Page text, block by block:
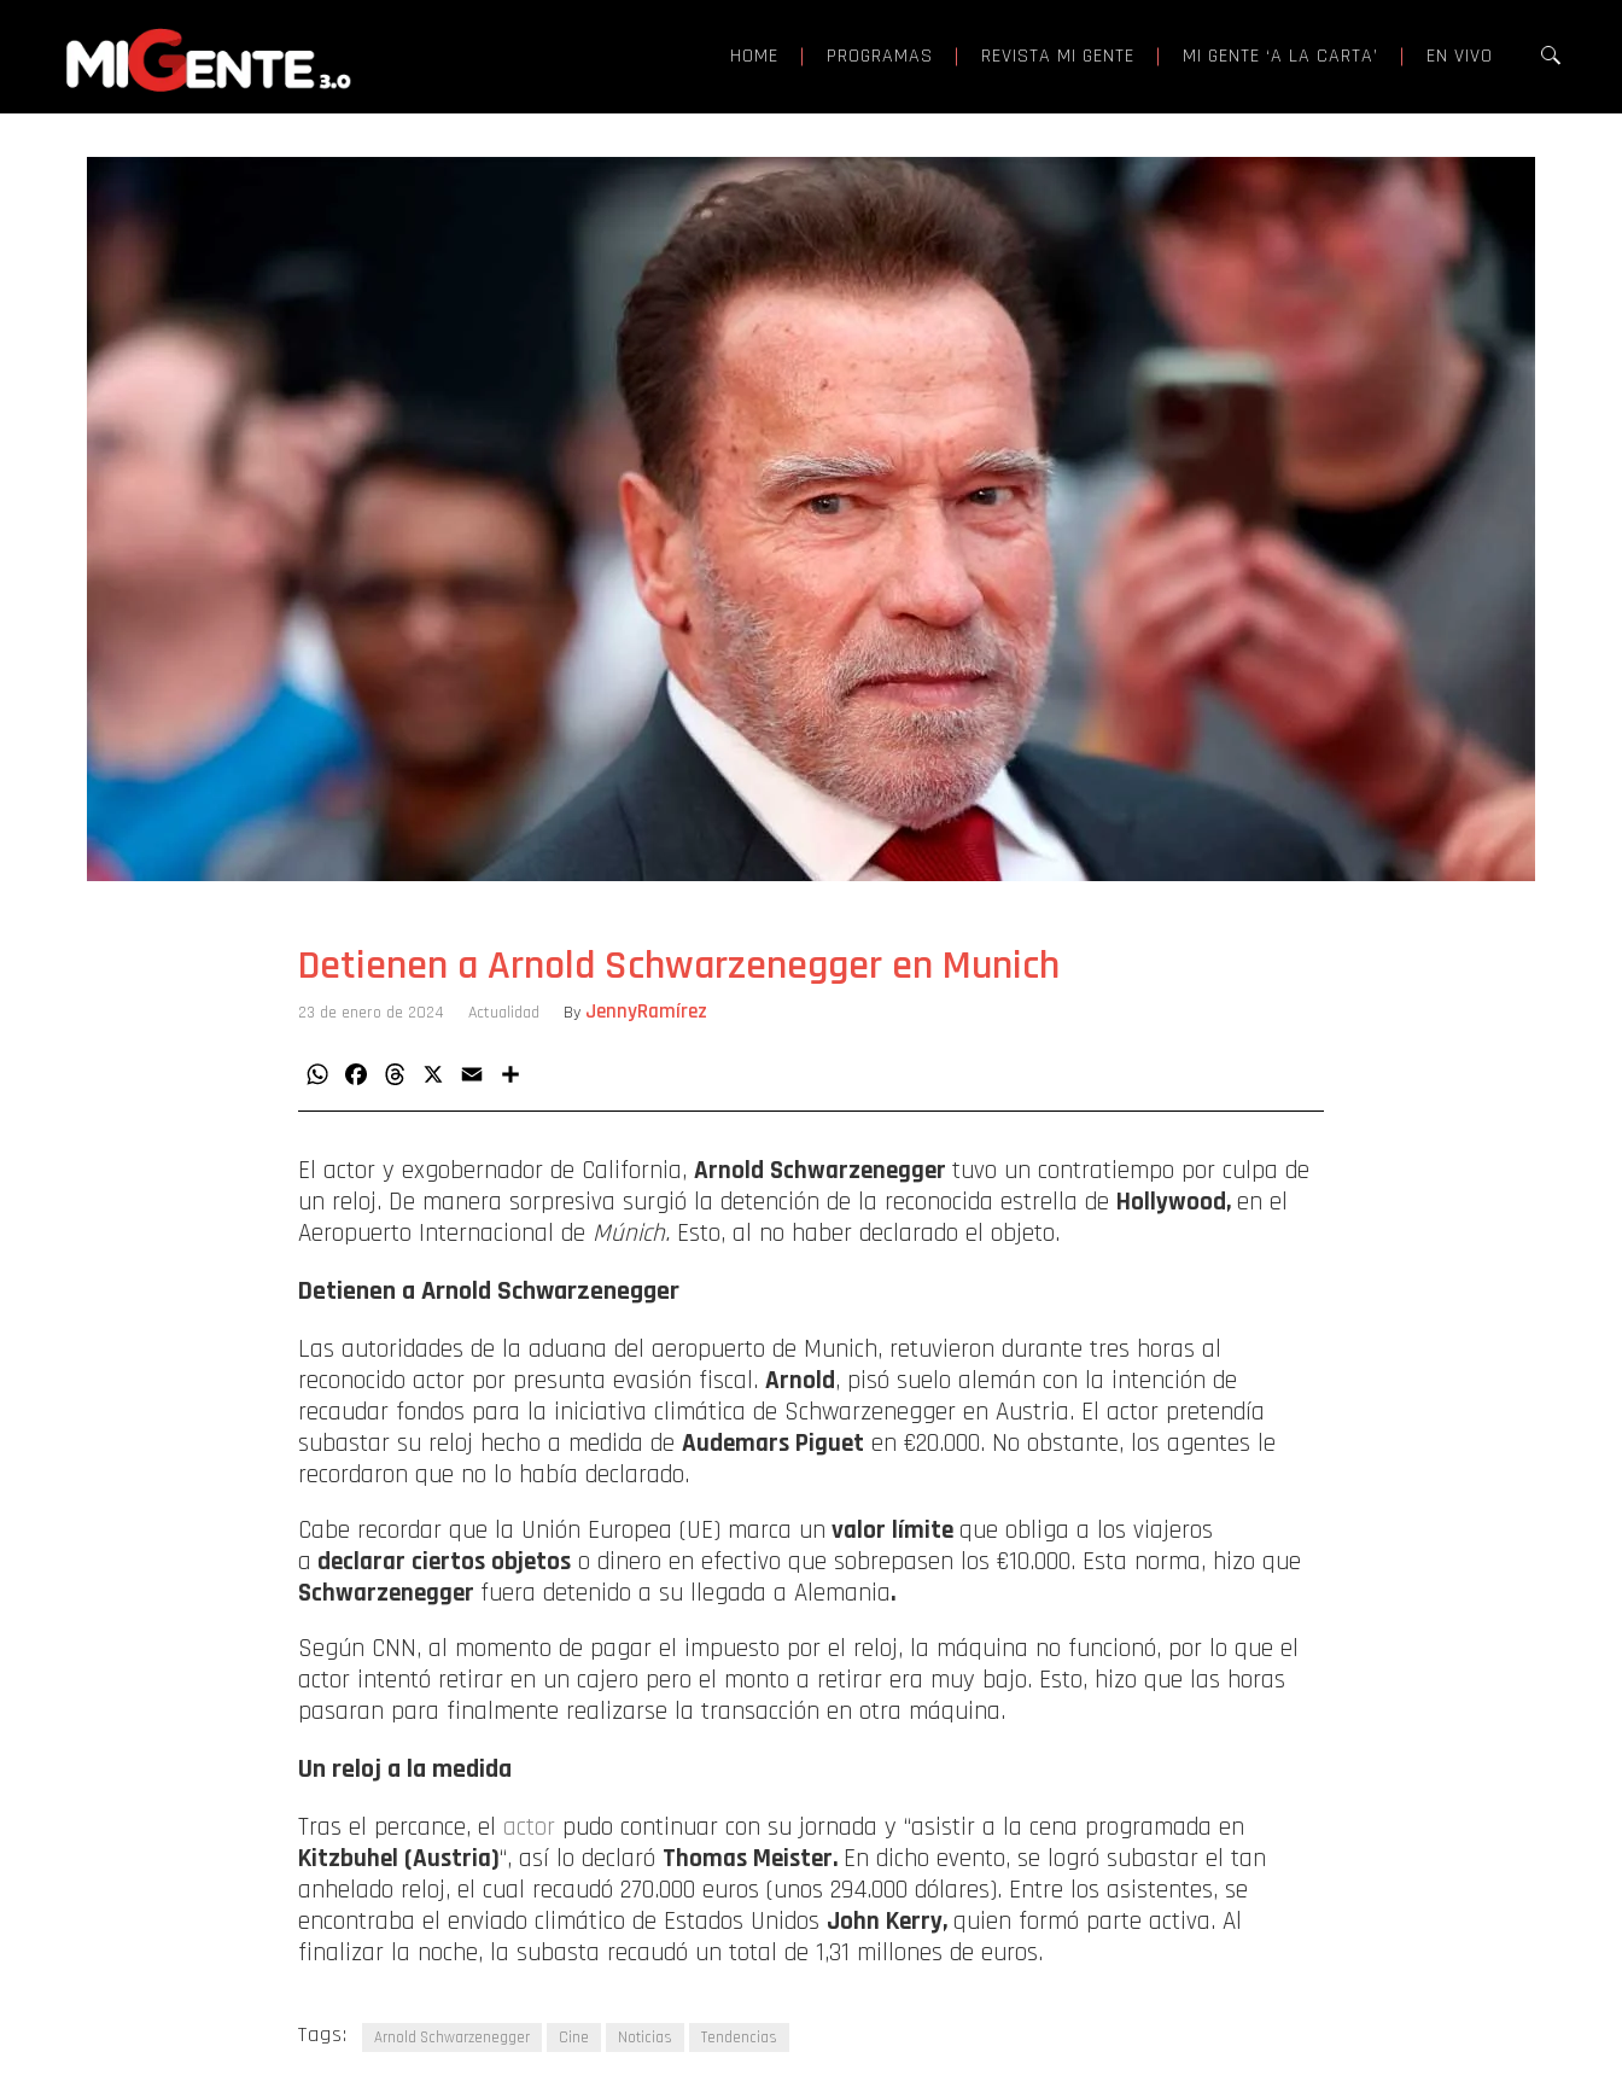
HOME PROGRAMAS REVISTA MI GENTE MI GENTE ‘A LA CARTA’ EN VIVO
Detienen a Arnold Schwarzenegger en Munich
23 de enero de 2024 Actualidad By JennyRamírez
WhatsAppFacebookThreads Email
El actor y exgobernador de California, Arnold Schwarzenegger tuvo un contratiempo por culpa de
un reloj. De manera sorpresiva surgió la detención de la reconocida estrella de Hollywood, en el
Aeropuerto Internacional de Múnich. Esto, al no haber declarado el objeto.
Detienen a Arnold Schwarzenegger
Las autoridades de la aduana del aeropuerto de Munich, retuvieron durante tres horas al
reconocido actor por presunta evasión fiscal. Arnold, pisó suelo alemán con la intención de
recaudar fondos para la iniciativa climática de Schwarzenegger en Austria. El actor pretendía
subastar su reloj hecho a medida de Audemars Piguet en €20.000. No obstante, los agentes le
recordaron que no lo había declarado.
Cabe recordar que la Unión Europea (UE) marca un valor límite que obliga a los viajeros
a declarar ciertos objetos o dinero en efectivo que sobrepasen los €10.000. Esta norma, hizo que
Schwarzenegger fuera detenido a su llegada a Alemania.
Según CNN, al momento de pagar el impuesto por el reloj, la máquina no funcionó, por lo que el
actor intentó retirar en un cajero pero el monto a retirar era muy bajo. Esto, hizo que las horas
pasaran para finalmente realizarse la transacción en otra máquina.
Un reloj a la medida
Tras el percance, el actor pudo continuar con su jornada y “asistir a la cena programada en
Kitzbuhel (Austria)“, así lo declaró Thomas Meister. En dicho evento, se logró subastar el tan
anhelado reloj, el cual recaudó 270.000 euros (unos 294.000 dólares). Entre los asistentes, se
encontraba el enviado climático de Estados Unidos John Kerry, quien formó parte activa. Al
finalizar la noche, la subasta recaudó un total de 1,31 millones de euros.
Tags: Arnold Schwarzenegger Cine Noticias Tendencias